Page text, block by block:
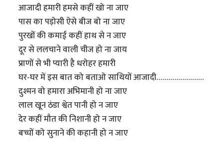
आजादी हमारी हमसे कहीं खो ना जाए
पास का पड़ोसी ऐसे बीज बो ना जाए
पुरखों की कमाई कहीं हाथ से न जाए
दूर से ललचाने वाली चीज हो ना जाय
प्राणों से भी प्यारी है धरोहर हमारी
घर-घर में इस बात को बताओ साथियों आजादी……………………
दुश्मन वो हमारा अभिमानी हो ना जाए
लाल खून ठंडा श्वेत पानी हो न जाए
देर कहीं मौत की निशानी हो न जाए
बच्चों को सुनाने की कहानी हो न जाए